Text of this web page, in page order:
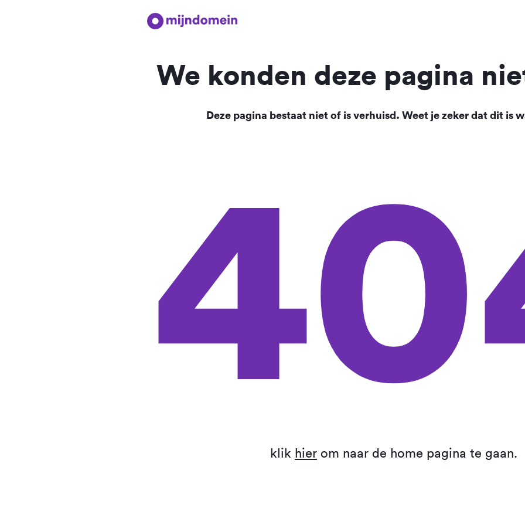
We konden deze pagina
Deze pagina bestaat niet of is verhuisd. Weet je zeker dat dit is
klik hier om naar de home pagina te gaan.